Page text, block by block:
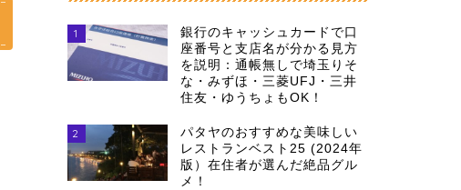
1
銀行のキャッシュカードで口
座番号と支店名が分かる見方
を説明：通帳無しで埼玉りそ
な・みずほ・三菱UFJ・三井
住友・ゆうちょもOK！
2
パタヤのおすすめな美味しい
レストランベスト25 (2024年
版）在住者が選んだ絶品グル
メ！